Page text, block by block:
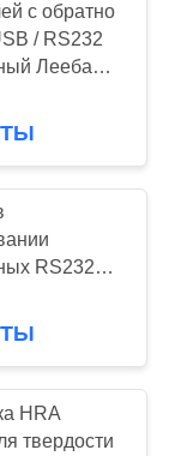
с обратно
/ RS232
Лееба
RS232
HRA
твердости